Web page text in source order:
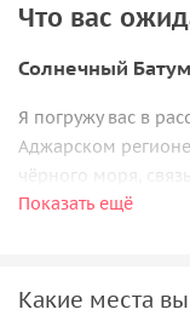
Что вас
Солнечный
Я погружу вас в
Аджарском
чёрного моря,
Византийской
хачапури и
Показать ещё
Какие места